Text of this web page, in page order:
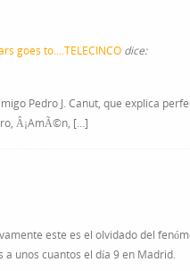
goes to….TELECINCO dice:
Pedro J. Canut, que explica
Â¡AmÃ©n, […]
este es el olvidado del
unos cuantos el día 9 en Madrid.